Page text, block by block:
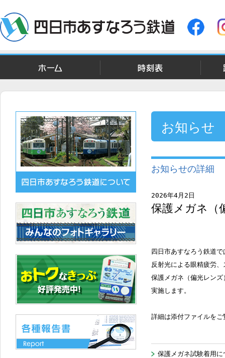
お知らせ
お知らせの詳細
2026年4月2日
保護メガネ（
四日市あすなろう鉄道
反射光による眼精疲労
保護メガネ（偏光レン
実施します。
詳細は添付ファイルをご
保護メガネ試験着用